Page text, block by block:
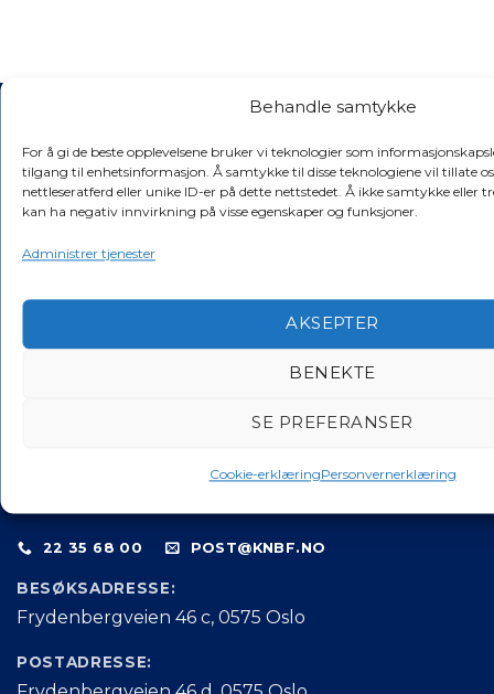
Behandle samtykke
For å gi de beste opplevelsene bruker vi teknologier som
tilgang til enhetsinformasjon. Å samtykke til disse teknologiene vil tillate
nettleseratferd eller unike ID-er på dette nettstedet. Å ikke samtykke eller
kan ha negativ innvirkning på visse egenskaper og funksjoner.
Administrer tjenester
AKSEPTER
BENEKTE
SE PREFERANSER
Cookie-erklæringPersonvernerklæring
22 35 68 00 POST@KNBF.NO
BESØKSADRESSE:
Frydenbergveien 46 c, 0575 Oslo
POSTADRESSE: